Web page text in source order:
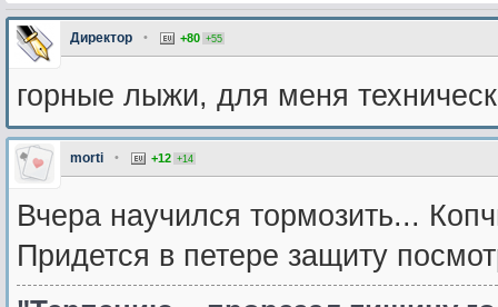
Директор • +80 +55
горные лыжи, для меня
morti • +12 +14
Вчера научился тормозить...
Придется в петере защиту